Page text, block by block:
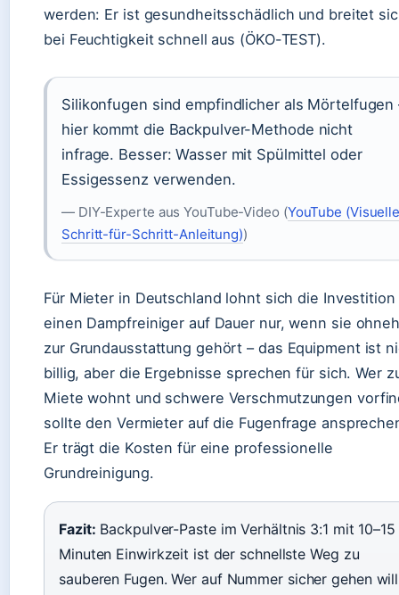
werden: Er ist gesundheitsschädlich und breitet
bei Feuchtigkeit schnell aus (ÖKO-TEST).
Silikonfugen sind empfindlicher als Mörtelfugen
hier kommt die Backpulver-Methode nicht
infrage. Besser: Wasser mit Spülmittel oder
Essigessenz verwenden.
— DIY-Experte aus YouTube-Video (YouTube
Schritt-für-Schritt-Anleitung))
Für Mieter in Deutschland lohnt sich die Investition
einen Dampfreiniger auf Dauer nur, wenn sie
zur Grundausstattung gehört – das Equipment ist
billig, aber die Ergebnisse sprechen für sich. Wer
Miete wohnt und schwere Verschmutzungen
sollte den Vermieter auf die Fugenfrage
Er trägt die Kosten für eine professionelle
Grundreinigung.
Fazit: Backpulver-Paste im Verhältnis 3:1 mit 10–15
Minuten Einwirkzeit ist der schnellste Weg zu
sauberen Fugen. Wer auf Nummer sicher gehen